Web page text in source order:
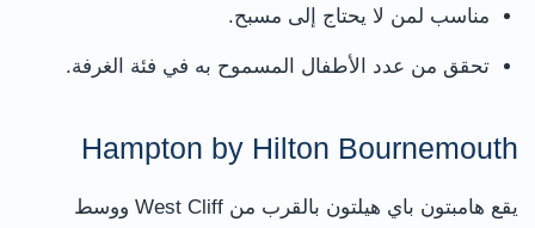
مناسب لمن لا يحتاج إلى مسبح.
تحقق من عدد الأطفال المسموح به في فئة الغرفة.
Hampton by Hilton Bournemouth
يقع هامبتون باي هيلتون بالقرب من West Cliff ووسط